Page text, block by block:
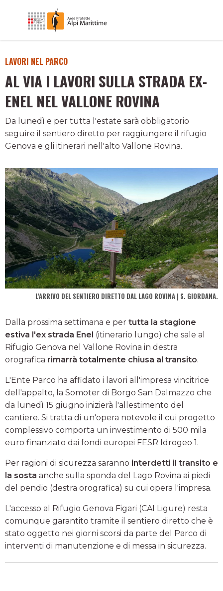
LAVORI NEL PARCO
AL VIA I LAVORI SULLA STRADA EX-
ENEL NEL VALLONE ROVINA
Da lunedì e per tutta l'estate sarà obbligatorio
seguire il sentiero diretto per raggiungere il rifugio
Genova e gli itinerari nell'alto Vallone Rovina.
L'ARRIVO DEL SENTIERO DIRETTO DAL LAGO ROVINA | S. GIORDANA.
Dalla prossima settimana e per tutta la stagione
estiva l'ex strada Enel (itinerario lungo) che sale al
Rifugio Genova nel Vallone Rovina in destra
orografica rimarrà totalmente chiusa al transito.
L'Ente Parco ha affidato i lavori all'impresa vincitrice
dell'appalto, la Somoter di Borgo San Dalmazzo che
da lunedì 15 giugno inizierà l'allestimento del
cantiere. Si tratta di un'opera notevole il cui progetto
complessivo comporta un investimento di 500 mila
euro finanziato dai fondi europei FESR Idrogeo 1.
Per ragioni di sicurezza saranno interdetti il transito e
la sosta anche sulla sponda del Lago Rovina ai piedi
del pendio (destra orografica) su cui opera l'impresa.
L'accesso al Rifugio Genova Figari (CAI Ligure) resta
comunque garantito tramite il sentiero diretto che è
stato oggetto nei giorni scorsi da parte del Parco di
interventi di manutenzione e di messa in sicurezza.